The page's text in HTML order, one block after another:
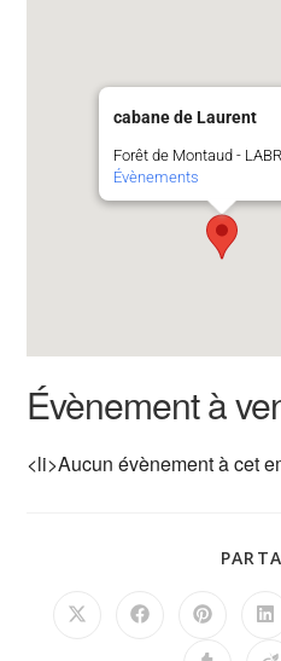
cabane de Laurent
Forêt de Montaud -
Évènements
Évènement à
<li>Aucun évènement à cet